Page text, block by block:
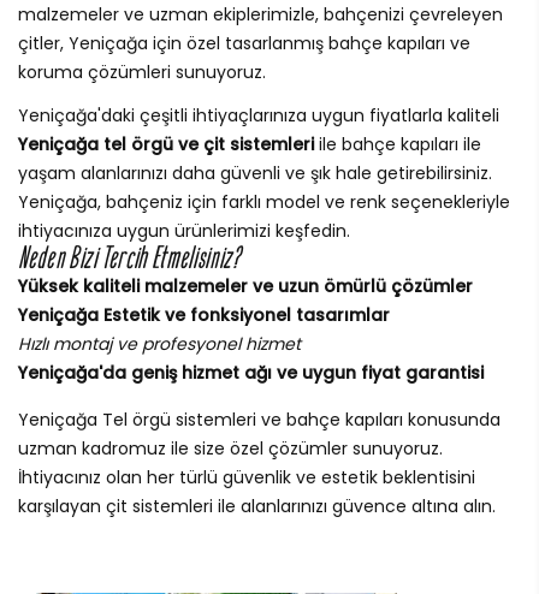
malzemeler ve uzman ekiplerimizle, bahçenizi çevreleyen
çitler, Yeniçağa için özel tasarlanmış bahçe kapıları ve
koruma çözümleri sunuyoruz.
Yeniçağa'daki çeşitli ihtiyaçlarınıza uygun fiyatlarla kaliteli
Yeniçağa tel örgü ve çit sistemleriile bahçe kapıları ile
yaşam alanlarınızı daha güvenli ve şık hale getirebilirsiniz.
Yeniçağa, bahçeniz için farklı model ve renk seçenekleriyle
ihtiyacınıza uygun ürünlerimizi keşfedin.
Neden Bizi Tercih Etmelisiniz?
Yüksek kaliteli malzemeler ve uzun ömürlü çözümler
Yeniçağa Estetik ve fonksiyonel tasarımlar
Hızlı montaj ve profesyonel hizmet
Yeniçağa'da geniş hizmet ağı ve uygun fiyat garantisi
Yeniçağa Tel örgü sistemleri ve bahçe kapıları konusunda
uzman kadromuz ile size özel çözümler sunuyoruz.
İhtiyacınız olan her türlü güvenlik ve estetik beklentisini
karşılayan çit sistemleri ile alanlarınızı güvence altına alın.